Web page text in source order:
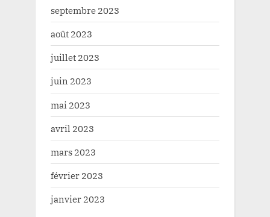
septembre 2023
août 2023
juillet 2023
juin 2023
mai 2023
avril 2023
mars 2023
février 2023
janvier 2023